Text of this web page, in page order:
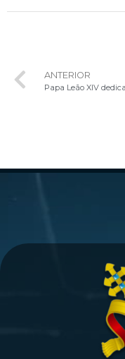
ANTERIOR